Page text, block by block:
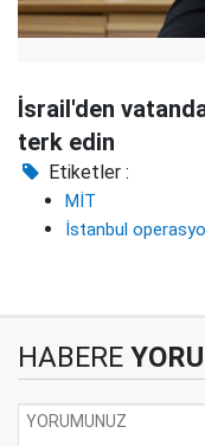
İsrail'den
terk edin
Etiketler :
MİT
İstanbul
HABERE